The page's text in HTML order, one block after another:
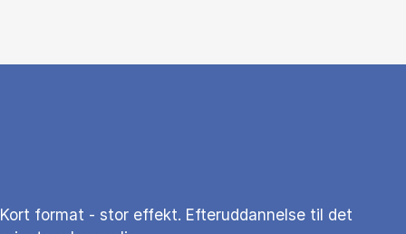
Kort format - stor effekt. Efteruddannelse til det